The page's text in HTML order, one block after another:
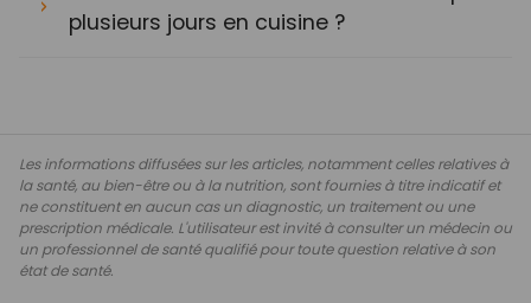
plusieurs jours en cuisine ?
Les informations diffusées sur les articles, notamment celles relatives à
la santé, au bien-être ou à la nutrition, sont fournies à titre indicatif et
ne constituent en aucun cas un diagnostic, un traitement ou une
prescription médicale. L'utilisateur est invité à consulter un médecin ou
un professionnel de santé qualifié pour toute question relative à son
état de santé.